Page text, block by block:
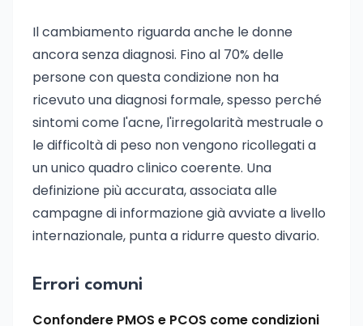
Il cambiamento riguarda anche le donne
ancora senza diagnosi. Fino al 70% delle
persone con questa condizione non ha
ricevuto una diagnosi formale, spesso perché
sintomi come l'acne, l'irregolarità mestruale o
le difficoltà di peso non vengono ricollegati a
un unico quadro clinico coerente. Una
definizione più accurata, associata alle
campagne di informazione già avviate a livello
internazionale, punta a ridurre questo divario.
Errori comuni
Confondere PMOS e PCOS come condizioni